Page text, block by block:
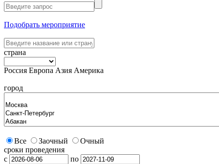
Подобрать мероприятие
страна
Россия Европа Азия Америка
город
Все Заочный
Очный
сроки проведения
с
по